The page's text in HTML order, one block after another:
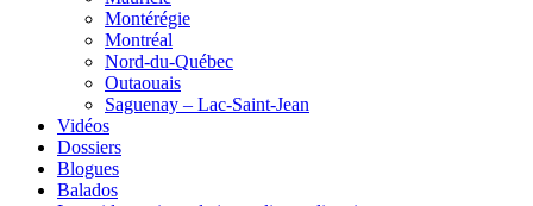
Montérégie
Montréal
Nord-du-Québec
Outaouais
Saguenay – Lac-Saint-Jean
Vidéos
Dossiers
Blogues
Balados